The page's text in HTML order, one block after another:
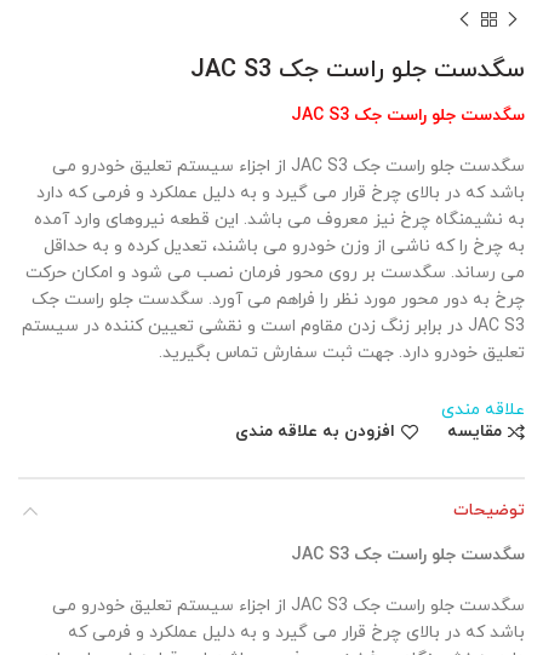
سگدست جلو راست جک JAC S3
سگدست جلو راست جک JAC S3
سگدست جلو راست جک JAC S3 از اجزاء سیستم تعلیق خودرو می
باشد که در بالای چرخ قرار می گیرد و به دلیل عملکرد و فرمی که دارد
به نشیمنگاه چرخ نیز معروف می باشد. این قطعه نیروهای وارد آمده
به چرخ را که ناشی از وزن خودرو می باشند، تعدیل کرده و به حداقل
می رساند. سگدست بر روی محور فرمان نصب می شود و امکان حرکت
چرخ به دور محور مورد نظر را فراهم می آورد. سگدست جلو راست جک
JAC S3 در برابر زنگ زدن مقاوم است و نقشی تعیین کننده در سیستم
تعلیق خودرو دارد. جهت ثبت سفارش تماس بگیرید.
علاقه مندی
مقایسه
افزودن به علاقه مندی
توضیحات
سگدست جلو راست جک JAC S3
سگدست جلو راست جک JAC S3 از اجزاء سیستم تعلیق خودرو می
باشد که در بالای چرخ قرار می گیرد و به دلیل عملکرد و فرمی که